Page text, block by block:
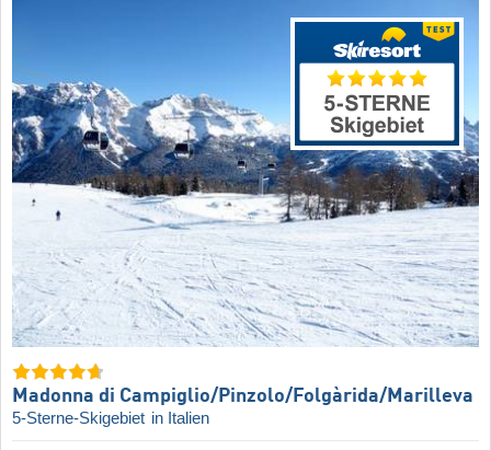
Madonna di Campiglio/​Pinzolo/​Folgàrida/​Marilleva
5-Sterne-Skigebiet in Italien